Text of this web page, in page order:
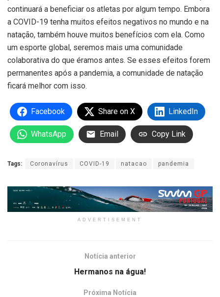
continuará a beneficiar os atletas por algum tempo. Embora
a COVID-19 tenha muitos efeitos negativos no mundo e na
natação, também houve muitos benefícios com ela. Como
um esporte global, seremos mais uma comunidade
colaborativa do que éramos antes. Se esses efeitos forem
permanentes após a pandemia, a comunidade de natação
ficará melhor com isso.
Facebook Share on X LinkedIn
WhatsApp Email Copy Link
Tags: Coronavírus COVID-19 natacao pandemia
ADVERTISEMENT
Notícia anterior
Hermanos na água!
Próxima Notícia